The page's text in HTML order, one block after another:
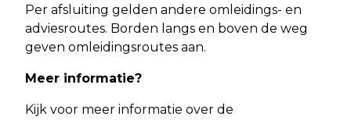
Per afsluiting gelden andere omleidings- en
adviesroutes. Borden langs en boven de weg
geven omleidingsroutes aan.
Meer informatie?
Kijk voor meer informatie over de